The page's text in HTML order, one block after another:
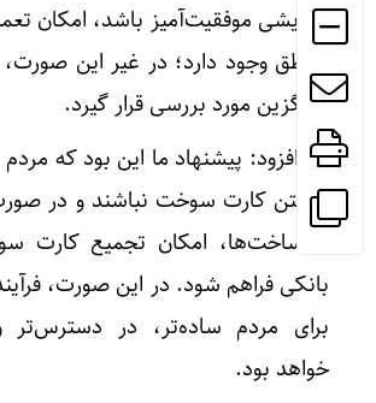
آزمایشی موفقیت‌آمیز باشد، امکان
مناطق وجود دارد؛ در غیر این
جایگزین مورد بررسی قرار گیرد.
وی افزود: پیشنهاد ما این بود که مردم
داشتن کارت سوخت نباشند و در
زیرساخت‌ها، امکان تجمیع کارت
بانکی فراهم شود. در این صورت،
برای مردم ساده‌تر، در دسترس‌تر
خواهد بود.